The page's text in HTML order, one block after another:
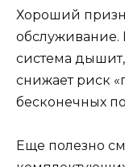
Хороший
обслуживание.
система дышит,
снижает риск
бесконечных
Еще полезно